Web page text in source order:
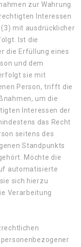
zur Wahrung
Interessen
mit ausdrücklicher
Ist die
die Erfüllung eines
und dem
sie mit
Person, trifft die
um die
Interessen der
das Recht
seitens des
Standpunkts
Möchte die
automatisierte
sich hierzu
Verarbeitung